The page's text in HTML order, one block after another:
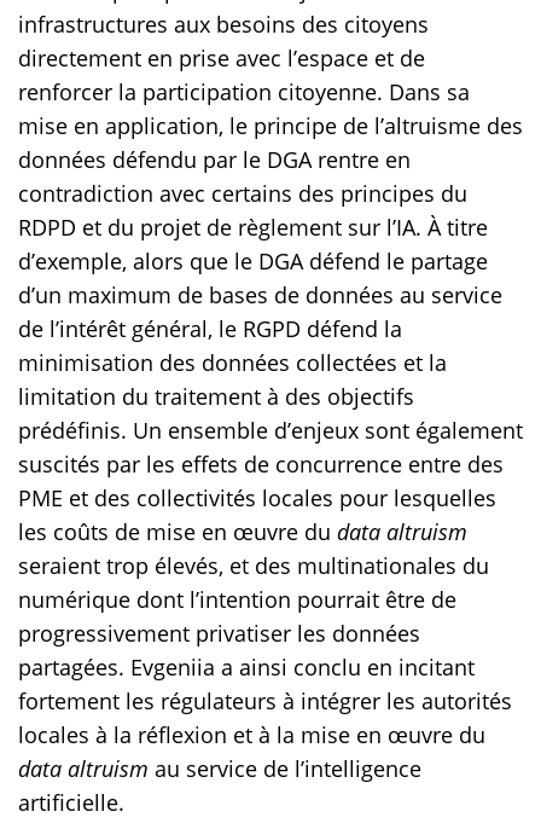
infrastructures aux besoins des citoyens
directement en prise avec l’espace et de
renforcer la participation citoyenne. Dans sa
mise en application, le principe de l’altruisme des
données défendu par le DGA rentre en
contradiction avec certains des principes du
RDPD et du projet de règlement sur l’IA. À titre
d’exemple, alors que le DGA défend le partage
d’un maximum de bases de données au service
de l’intérêt général, le RGPD défend la
minimisation des données collectées et la
limitation du traitement à des objectifs
prédéfinis. Un ensemble d’enjeux sont également
suscités par les effets de concurrence entre des
PME et des collectivités locales pour lesquelles
les coûts de mise en œuvre du data altruism
seraient trop élevés, et des multinationales du
numérique dont l’intention pourrait être de
progressivement privatiser les données
partagées. Evgeniia a ainsi conclu en incitant
fortement les régulateurs à intégrer les autorités
locales à la réflexion et à la mise en œuvre du
data altruism au service de l’intelligence
artificielle.